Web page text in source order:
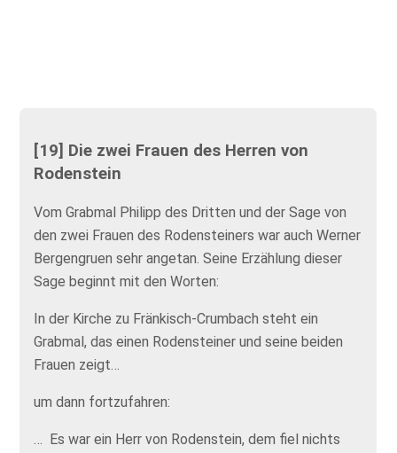
[19] Die zwei Frauen des Herren von
Rodenstein
Vom Grabmal Philipp des Dritten und der Sage von
den zwei Frauen des Rodensteiners war auch Werner
Bergengruen sehr angetan. Seine Erzählung dieser
Sage beginnt mit den Worten:
In der Kirche zu Fränkisch-Crumbach steht ein
Grabmal, das einen Rodensteiner und seine beiden
Frauen zeigt…
um dann fortzufahren:
… Es war ein Herr von Rodenstein, dem fiel nichts